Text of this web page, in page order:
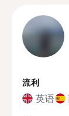
流利
英语